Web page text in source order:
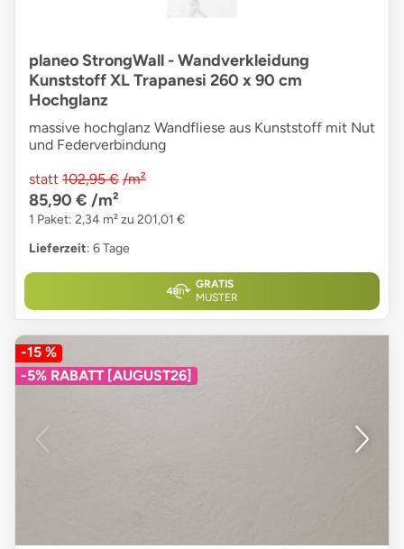
planeo StrongWall - Wandverkleidung
Kunststoff XL Trapanesi 260 x 90 cm
Hochglanz
massive hochglanz Wandfliese aus Kunststoff mit Nut
und Federverbindung
statt 102,95 € /m²
85,90 € /m²
1 Paket: 2,34 m² zu 201,01 €
Lieferzeit: 6 Tage
GRATIS
MUSTER
-15 %
-5% RABATT [AUGUST26]